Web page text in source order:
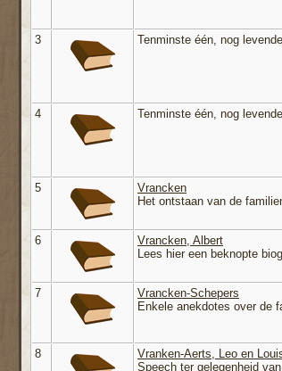
3 Tenminste één, nog
4 Tenminste één, nog
5
Vrancken
Het ontstaan van de
6
Vrancken, Albert
Lees hier een beknopte
7
Vrancken-Schepers
Enkele anekdotes over de
8
Vranken-Aerts, Leo en
Speech ter gelegenheid